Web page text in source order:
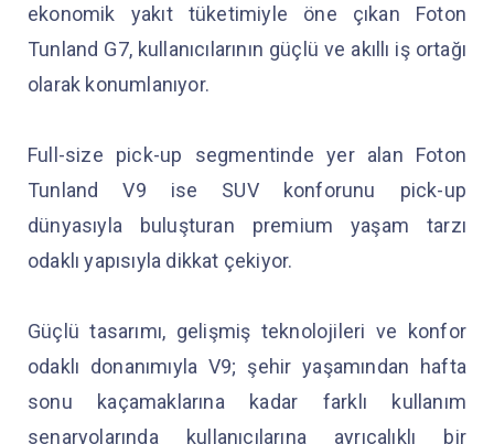
ekonomik yakıt tüketimiyle öne çıkan Foton
Tunland G7, kullanıcılarının güçlü ve akıllı iş ortağı
olarak konumlanıyor.
Full-size pick-up segmentinde yer alan Foton
Tunland V9 ise SUV konforunu pick-up
dünyasıyla buluşturan premium yaşam tarzı
odaklı yapısıyla dikkat çekiyor.
Güçlü tasarımı, gelişmiş teknolojileri ve konfor
odaklı donanımıyla V9; şehir yaşamından hafta
sonu kaçamaklarına kadar farklı kullanım
senaryolarında kullanıcılarına ayrıcalıklı bir